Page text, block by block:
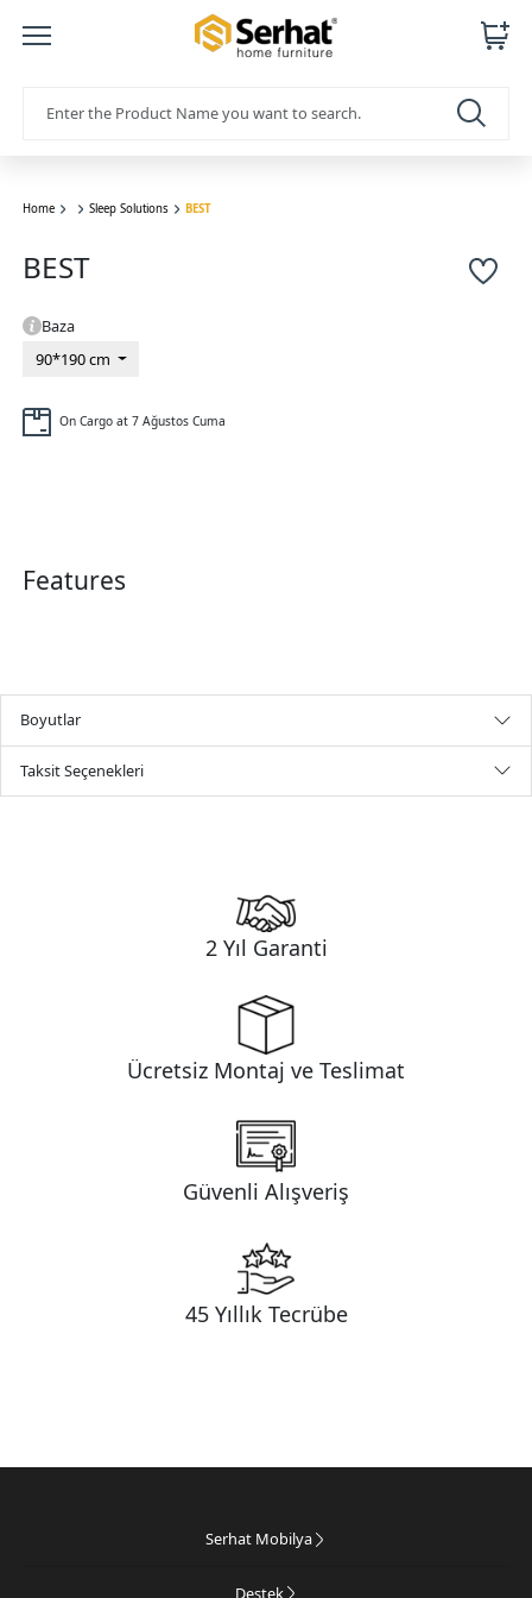
Home Sleep Solutions BEST
BEST
Baza
90*190 cm
On Cargo at 7 Ağustos Cuma
Features
Boyutlar
Taksit Seçenekleri
2 Yıl Garanti
Ücretsiz Montaj ve Teslimat
Güvenli Alışveriş
45 Yıllık Tecrübe
Serhat Mobilya
Destek